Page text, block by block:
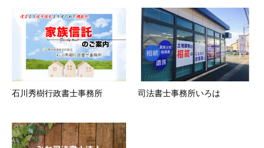
石川秀樹行政書士事務所 司法書士事務所いろは